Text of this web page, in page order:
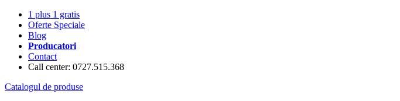
1 plus 1 gratis
Oferte Speciale
Blog
Producatori
Contact
Call center: 0727.515.368
Catalogul de produse